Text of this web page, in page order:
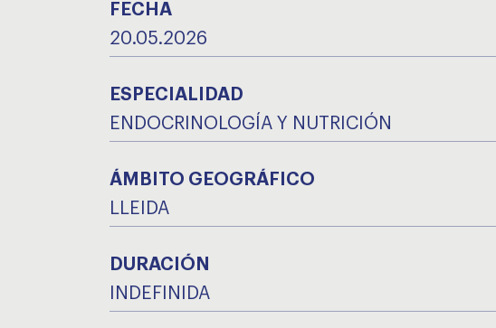
FECHA
20.05.2026
ESPECIALIDAD
ENDOCRINOLOGÍA Y NUTRICIÓN
ÁMBITO GEOGRÁFICO
LLEIDA
DURACIÓN
INDEFINIDA